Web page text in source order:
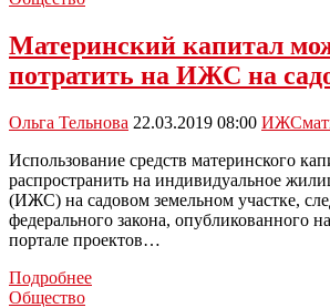
распространить
и
на
частных
домов
Материнский капитал
потратить на ИЖС на
Ольга Тельнова 22.03.2019 08:00 ИЖС
Использование средств материнского
распространить на индивидуальное
(ИЖС) на садовом земельном участке,
федерального закона, опубликованного
портале проектов…
ПодробнееМатеринский
Общество